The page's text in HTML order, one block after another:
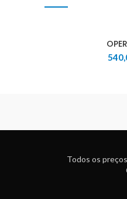
Todos os